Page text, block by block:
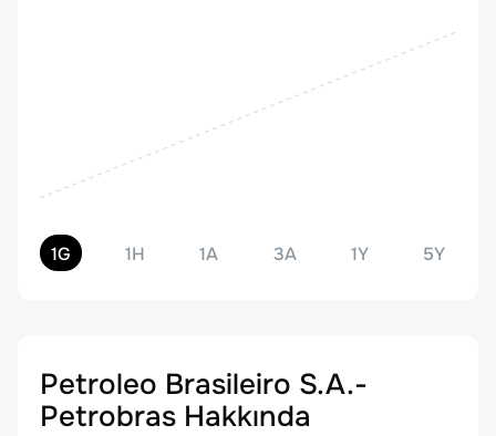
1G 1H 1A 3A 1Y 5Y
Petroleo Brasileiro S.A.-
Petrobras Hakkında